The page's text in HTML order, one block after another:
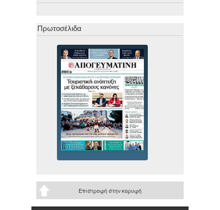
.
Πρωτοσέλιδα
Επιστροφή στην κορυφή